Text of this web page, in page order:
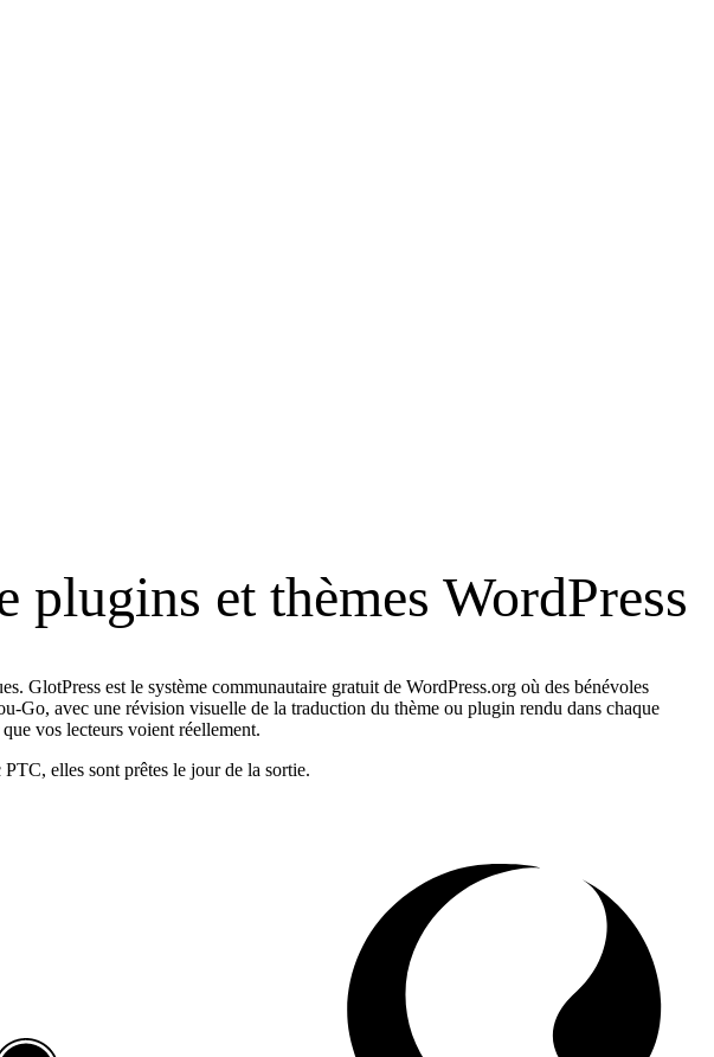
et thèmes WordPress
GlotPress est le système communautaire gratuit de WordPress.org où des bénévoles
Go, avec une révision visuelle de la traduction du thème ou plugin rendu dans chaque
vos lecteurs voient réellement.
elles sont prêtes le jour de la sortie.